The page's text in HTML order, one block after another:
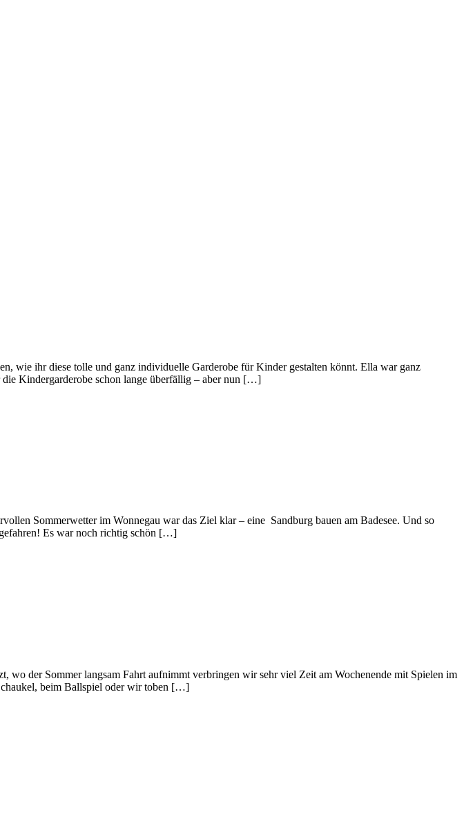
wie ihr diese tolle und ganz individuelle Garderobe für Kinder gestalten könnt. Ella war ganz
die Kindergarderobe schon lange überfällig – aber nun […]
Sommerwetter im Wonnegau war das Ziel klar – eine Sandburg bauen am Badesee. Und so
gefahren! Es war noch richtig schön […]
wo der Sommer langsam Fahrt aufnimmt verbringen wir sehr viel Zeit am Wochenende mit Spielen im
beim Ballspiel oder wir toben […]